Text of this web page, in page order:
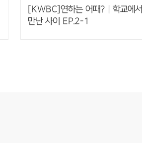
[KWBC]연하는 어때? | 학교에서
만난 사이 EP.2-1